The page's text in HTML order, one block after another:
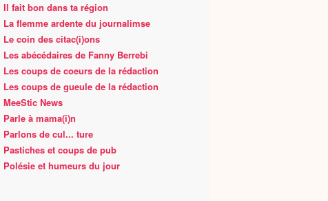
Il fait bon dans ta région
La flemme ardente du journalimse
Le coin des citac(i)ons
Les abécédaires de Fanny Berrebi
Les coups de coeurs de la rédaction
Les coups de gueule de la rédaction
MeeStic News
Parle à mama(i)n
Parlons de cul... ture
Pastiches et coups de pub
Polésie et humeurs du jour